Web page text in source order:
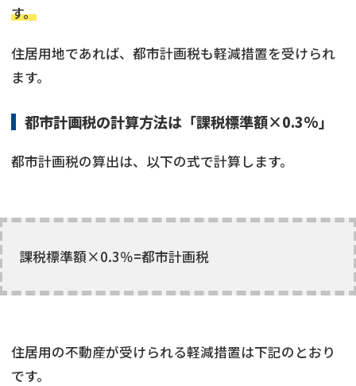
す。
住居用地であれば、都市計画税も軽減措置を受けられ
ます。
都市計画税の計算方法は「課税標準額×0.3%」
都市計画税の算出は、以下の式で計算します。
課税標準額×0.3％=都市計画税
住居用の不動産が受けられる軽減措置は下記のとおり
です。